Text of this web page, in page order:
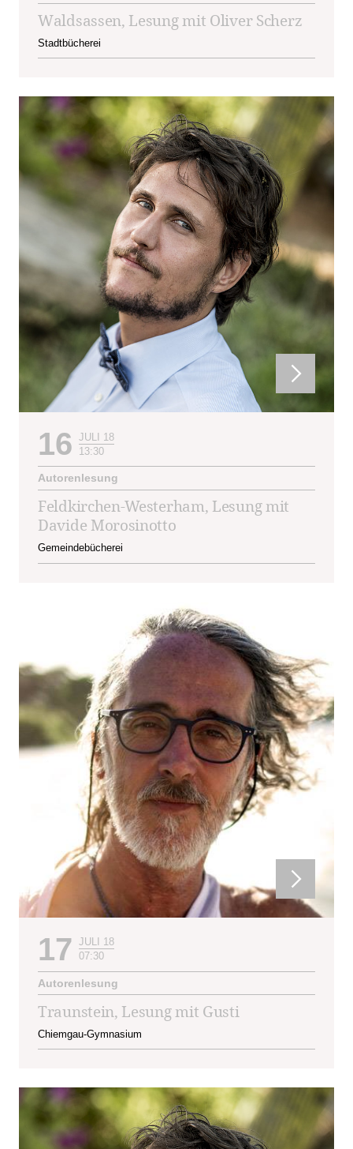
Waldsassen, Lesung mit Oliver Scherz
Stadtbücherei
16 JULI 18
13:30
Autorenlesung
Feldkirchen-Westerham, Lesung mit
Davide Morosinotto
Gemeindebücherei
17 JULI 18
07:30
Autorenlesung
Traunstein, Lesung mit Gusti
Chiemgau-Gymnasium